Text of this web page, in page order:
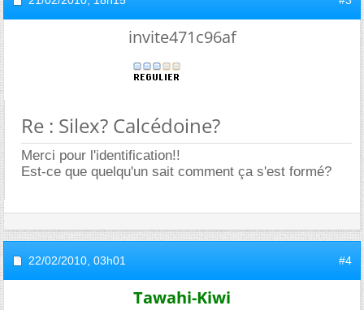
invite471c96af
Re : Silex? Calcédoine?
Merci pour l'identification!!
Est-ce que quelqu'un sait comment ça s'est formé?
22/02/2010, 03h01 #4
Tawahi-Kiwi